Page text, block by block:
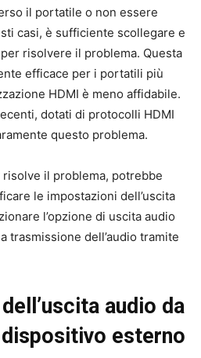
il portatile o non essere
casi, è sufficiente scollegare e
risolvere il problema. Questa
efficace per i portatili più
HDMI è meno affidabile.
dotati di protocolli HDMI
questo problema.
il problema, potrebbe
le impostazioni dell’uscita
l’opzione di uscita audio
trasmissione dell’audio tramite
audio da
esterno